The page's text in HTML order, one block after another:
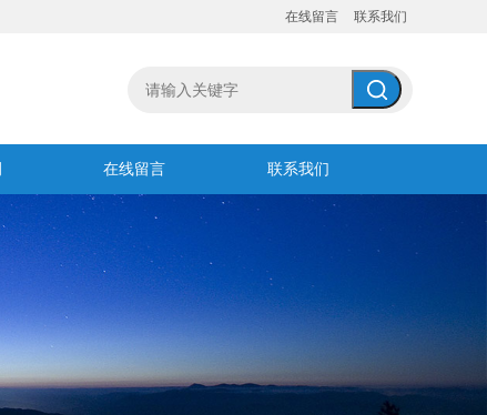
在线留言 联系我们
在线留言 联系我们